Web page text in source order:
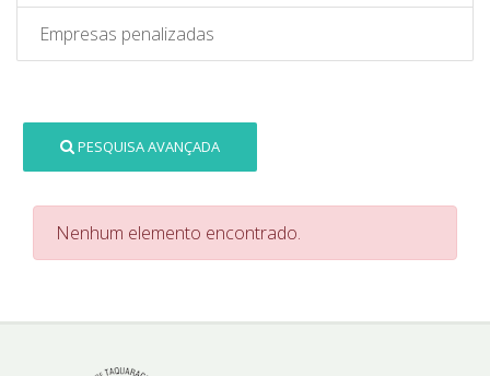
Empresas penalizadas
PESQUISA AVANÇADA
Nenhum elemento encontrado.